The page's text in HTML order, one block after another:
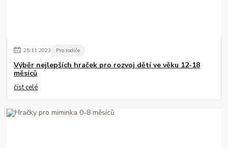
25.11.2023 Pro rodiče
Výběr nejlepších hraček pro rozvoj dětí ve věku 12-18
měsíců
číst celé